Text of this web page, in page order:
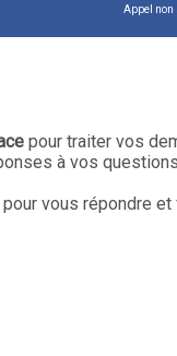
Appel non
pour traiter vos
à vos
vous répondre